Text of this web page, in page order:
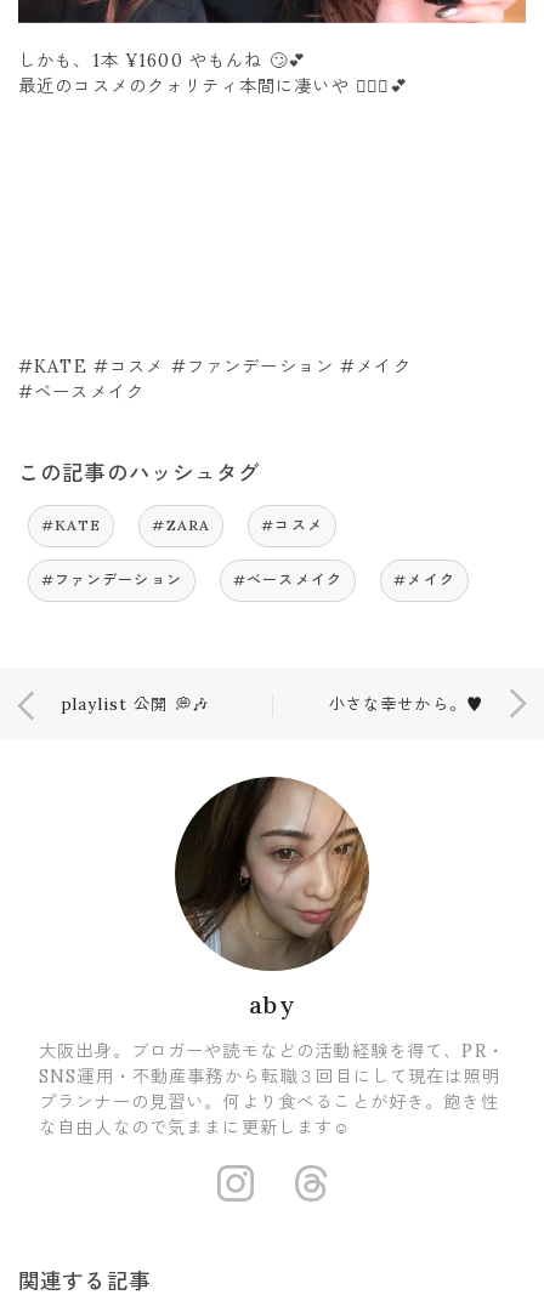
しかも、1本 ¥1600 やもんね 🙄💕
最近のコスメのクォリティ本間に凄いや 🤦🏽‍♀️💕
#KATE #コスメ #ファンデーション #メイク
#ベースメイク
この記事のハッシュタグ
#KATE #ZARA #コスメ
#ファンデーション #ベースメイク #メイク
playlist 公開 💭🎶 小さな幸せから。♥️
aby
大阪出身。ブロガーや読モなどの活動経験を得て、PR・
SNS運用・不動産事務から転職３回目にして現在は照明
プランナーの見習い。何より食べることが好き。飽き性
な自由人なので気ままに更新します☺
https://
関連する記事